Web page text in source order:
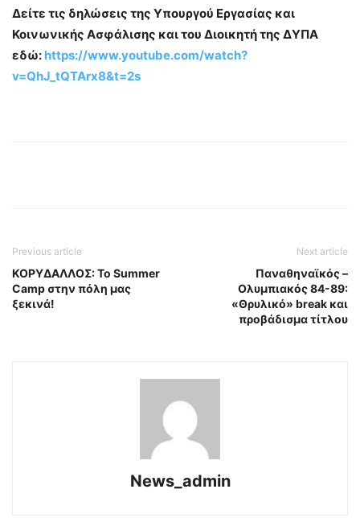
Δείτε τις δηλώσεις της Υπουργού Εργασίας και
Κοινωνικής Ασφάλισης και του Διοικητή της ΔΥΠΑ
εδώ: https://www.youtube.com/watch?
v=QhJ_tQTArx8&t=2s
Previous article
ΚΟΡΥΔΑΛΛΟΣ: Το Summer
Camp στην πόλη μας
ξεκινά!
Next article
Παναθηναϊκός –
Ολυμπιακός 84-89:
«Θρυλικό» break και
προβάδισμα τίτλου
News_admin